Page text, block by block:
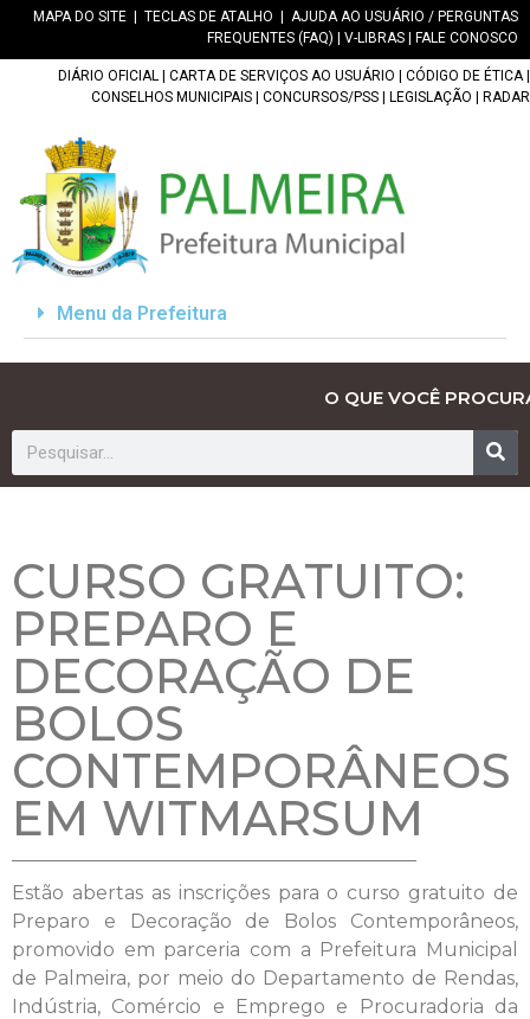
MAPA DO SITE TECLAS DE ATALHO
AJUDA AO USUÁRIO / PERGUNTAS
FREQUENTES (FAQ)
V-LIBRAS FALE CONOSCO
DIÁRIO OFICIAL CARTA DE SERVIÇOS AO USUÁRIO CÓDIGO DE ÉTICA|
CONSELHOS MUNICIPAIS
CONCURSOS/PSS LEGISLAÇÃO RADAR
Menu da Prefeitura
O QUE VOCÊ
CURSO GRATUITO:
PREPARO E
DECORAÇÃO DE
BOLOS
CONTEMPORÂNEOS
EM WITMARSUM
Estão abertas as inscrições para o curso gratuito de
Preparo e Decoração de Bolos Contemporâneos,
promovido em parceria com a Prefeitura Municipal
de Palmeira, por meio do Departamento de Rendas,
Indústria, Comércio e Emprego e Procuradoria da